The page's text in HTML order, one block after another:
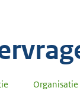
Organisatie